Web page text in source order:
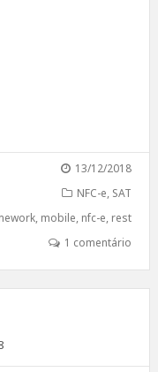
13/12/2018
NFC-e, SAT
, mobile, nfc-e, rest
1 comentário